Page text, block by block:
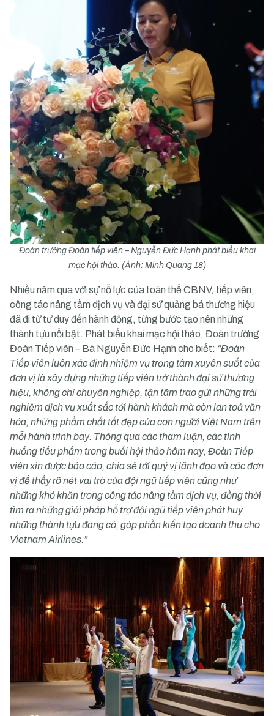
Đoàn trưởng Đoàn tiếp viên – Nguyễn Đức Hạnh phát biểu khai
mạc hội thảo. (Ảnh: Minh Quang 18)
Nhiều năm qua với sự nỗ lực của toàn thể CBNV, tiếp viên,
công tác nâng tầm dịch vụ và đại sứ quảng bá thương hiệu
đã đi từ tư duy đến hành động, từng bước tạo nên những
thành tựu nổi bật. Phát biểu khai mạc hội thảo, Đoàn trưởng
Đoàn Tiếp viên – Bà Nguyễn Đức Hạnh cho biết: “Đoàn
Tiếp viên luôn xác định nhiệm vụ trọng tâm xuyên suốt của
đơn vị là xây dựng những tiếp viên trở thành đại sứ thương
hiệu, không chỉ chuyên nghiệp, tận tâm trao gửi những trải
nghiệm dịch vụ xuất sắc tới hành khách mà còn lan toả văn
hóa, những phẩm chất tốt đẹp của con người Việt Nam trên
mỗi hành trình bay. Thông qua các tham luận, các tình
huống tiểu phẩm trong buổi hội thảo hôm nay, Đoàn Tiếp
viên xin được báo cáo, chia sẻ tới quý vị lãnh đạo và các đơn
vị để thấy rõ nét vai trò của đội ngũ tiếp viên cũng như
những khó khăn trong công tác nâng tầm dịch vụ, đồng thời
tìm ra những giải pháp hỗ trợ đội ngũ tiếp viên phát huy
những thành tựu đang có, góp phần kiến tạo doanh thu cho
Vietnam Airlines.”